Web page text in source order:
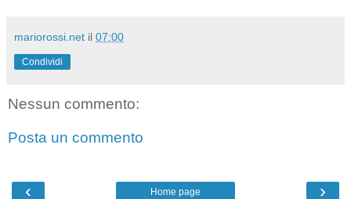
mariorossi.net il 07:00
Condividi
Nessun commento:
Posta un commento
‹ ›
Home page